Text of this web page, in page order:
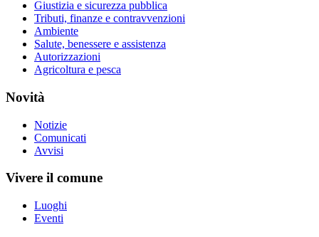
Giustizia e sicurezza pubblica
Tributi, finanze e contravvenzioni
Ambiente
Salute, benessere e assistenza
Autorizzazioni
Agricoltura e pesca
Novità
Notizie
Comunicati
Avvisi
Vivere il comune
Luoghi
Eventi